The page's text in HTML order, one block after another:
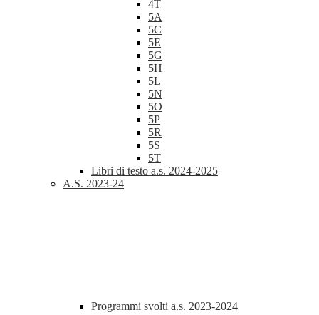
4T
5A
5C
5E
5G
5H
5L
5N
5O
5P
5R
5S
5T
Libri di testo a.s. 2024-2025
A.S. 2023-24
Programmi svolti a.s. 2023-2024